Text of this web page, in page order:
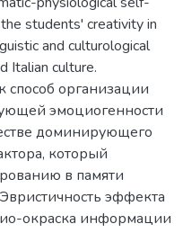
students' creativity in
and culturological
Italian culture.
способ организации
эмоциогенности
доминирующего
который
в памяти
эффекта
окраска информации